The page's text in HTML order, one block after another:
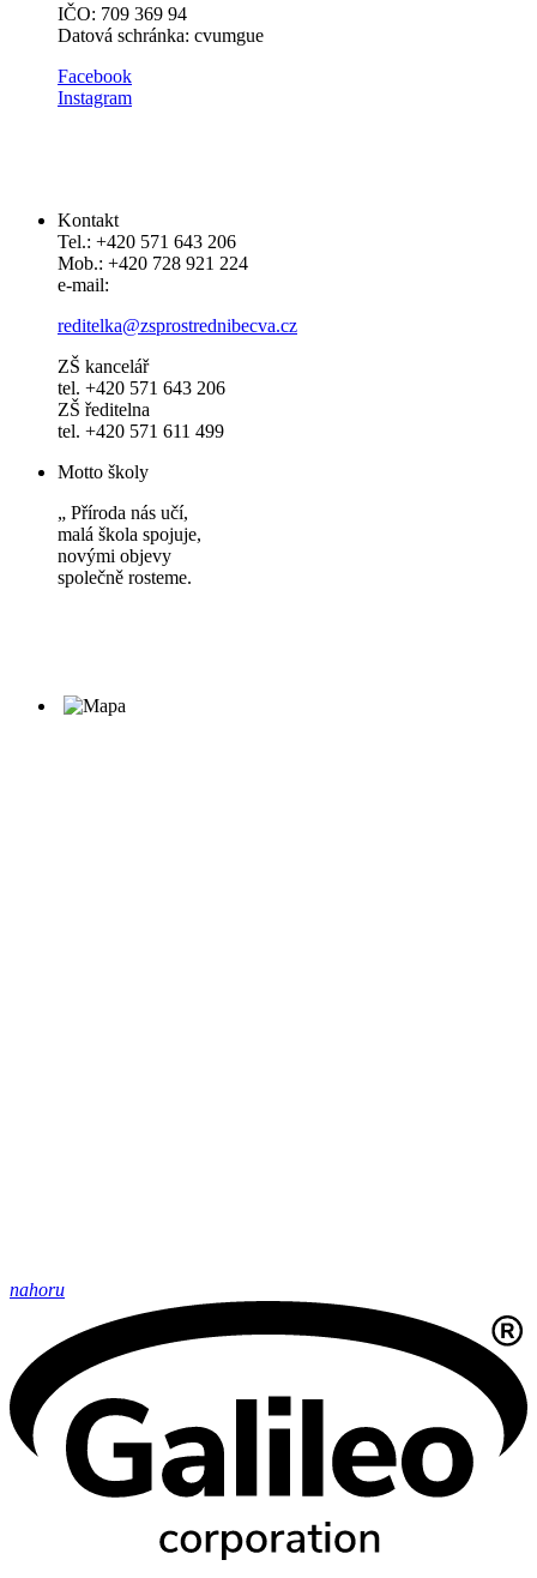
IČO: 709 369 94
Datová schránka: cvumgue
​​Facebook
Instagram
Kontakt
Tel.: +420 571 643 206
Mob.: +420 728 921 224
e-mail:
reditelka@zsprostrednibecva.cz
ZŠ kancelář
tel. +420 571 643 206
ZŠ ředitelna
tel. +420 571 611 499
Motto školy
„ Příroda nás učí,
malá škola spojuje,
novými objevy
společně rosteme.
nahoru